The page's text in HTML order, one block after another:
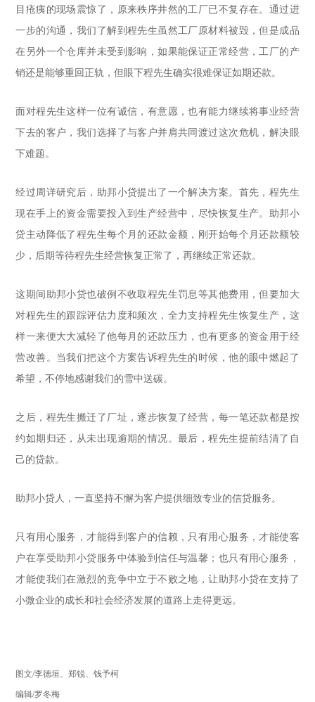
目疮痍的现场震惊了，原来秩序井然的工厂已不复存在。通过进
一步的沟通，我们了解到程先生虽然工厂原材料被毁，但是成品
在另外一个仓库并未受到影响，如果能保证正常经营，工厂的产
销还是能够重回正轨，但眼下程先生确实很难保证如期还款。
面对程先生这样一位有诚信，有意愿，也有能力继续将事业经营
下去的客户，我们选择了与客户并肩共同渡过这次危机，解决眼
下难题。
经过周详研究后，助邦小贷提出了一个解决方案。首先，程先生
现在手上的资金需要投入到生产经营中，尽快恢复生产。助邦小
贷主动降低了程先生每个月的还款金额，刚开始每个月还款额较
少，后期等待程先生经营恢复正常了，再继续正常还款。
这期间助邦小贷也破例不收取程先生罚息等其他费用，但要加大
对程先生的跟踪评估力度和频次，全力支持程先生恢复生产，这
样一来便大大减轻了他每月的还款压力，也有更多的资金用于经
营改善。当我们把这个方案告诉程先生的时候，他的眼中燃起了
希望，不停地感谢我们的雪中送碳。
之后，程先生搬迁了厂址，逐步恢复了经营，每一笔还款都是按
约如期归还，从未出现逾期的情况。最后，程先生提前结清了自
己的贷款。
助邦小贷人，一直坚持不懈为客户提供细致专业的信贷服务。
只有用心服务，才能得到客户的信赖，只有用心服务，才能使客
户在享受助邦小贷服务中体验到信任与温馨；也只有用心服务，
才能使我们在激烈的竞争中立于不败之地，让助邦小贷在支持了
小微企业的成长和社会经济发展的道路上走得更远。
图文/李德垣、郑锐、钱予柯
编辑/罗冬梅